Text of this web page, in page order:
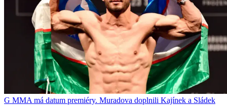
G MMA má datum premiéry. Muradova doplnili Kajínek a Sládek